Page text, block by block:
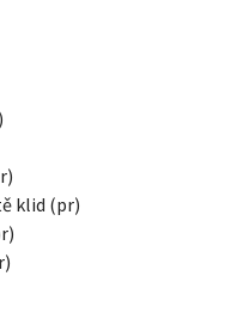
klid (pr)